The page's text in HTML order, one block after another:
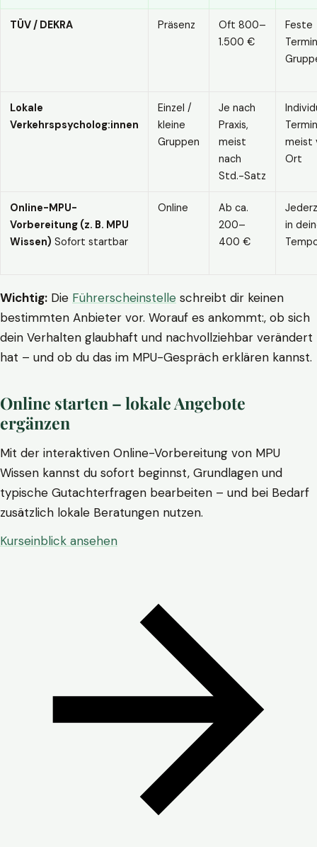
TÜV / DEKRA Präsenz
Oft 800–
1.500 €
Feste
Lokale
Verkehrspsycholog:innen
Einzel /
kleine
Gruppen
Je nach
Praxis,
meist
nach
Std.-Satz
meist
Ort
Online-MPU-
Vorbereitung (z. B. MPU
Wissen) Sofort startbar
Online
Ab ca.
200–
400 €
in
Wichtig: Die Führerscheinstelle schreibt dir keinen
bestimmten Anbieter vor. Worauf es ankommt:, ob sich
dein Verhalten glaubhaft und nachvollziehbar verändert
hat – und ob du das im MPU-Gespräch erklären kannst.
Online starten – lokale Angebote
ergänzen
Mit der interaktiven Online-Vorbereitung von MPU
Wissen kannst du sofort beginnst, Grundlagen und
typische Gutachterfragen bearbeiten – und bei Bedarf
zusätzlich lokale Beratungen nutzen.
Kurseinblick ansehen